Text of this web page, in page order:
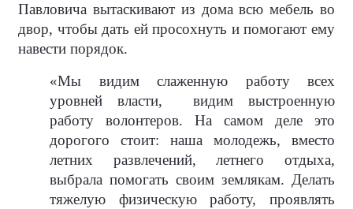
Павловича вытаскивают из дома всю мебель во
двор, чтобы дать ей просохнуть и помогают ему
навести порядок.
«Мы видим слаженную работу всех
уровней власти,
видим выстроенную
работу волонтеров. На самом деле это
дорогого стоит: наша молодежь, вместо
летних развлечений, летнего отдыха,
выбрала помогать своим землякам. Делать
тяжелую физическую работу, проявлять